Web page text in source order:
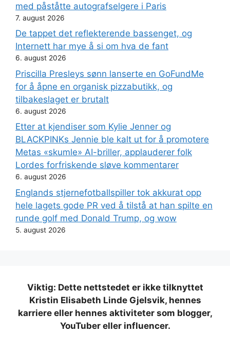
med påståtte autografselgere i Paris
7. august 2026
De tappet det reflekterende bassenget, og
Internett har mye å si om hva de fant
6. august 2026
Priscilla Presleys sønn lanserte en GoFundMe
for å åpne en organisk pizzabutikk, og
tilbakeslaget er brutalt
6. august 2026
Etter at kjendiser som Kylie Jenner og
BLACKPINKs Jennie ble kalt ut for å promotere
Metas «skumle» AI-briller, applauderer folk
Lordes forfriskende sløve kommentarer
6. august 2026
Englands stjernefotballspiller tok akkurat opp
hele lagets gode PR ved å tilstå at han spilte en
runde golf med Donald Trump, og wow
5. august 2026
Viktig: Dette nettstedet er ikke tilknyttet
Kristin Elisabeth Linde Gjelsvik, hennes
karriere eller hennes aktiviteter som blogger,
YouTuber eller influencer.